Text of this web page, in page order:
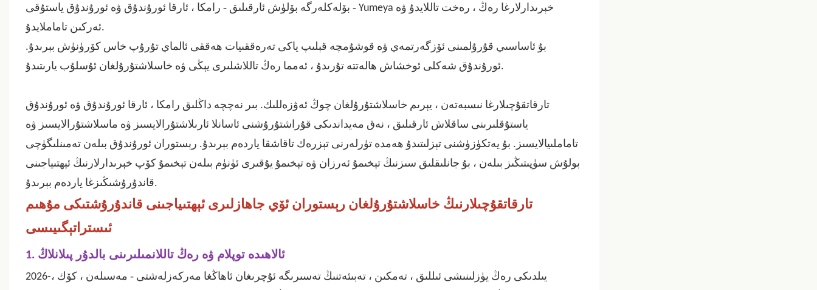
بۆلەكلەرگە بۆلۈش ئارقىلىق - رامكا ، ئارقا ئورۇندۇق ۋە ئورۇندۇق ياستۇقى - Yumeya خېرىدارلارغا رەڭ ، رەخت تاللايدۇ ۋە
ئەركىن تاماملايدۇ.
بۇ ئاساسىي قۇرۇلمىنى ئۆزگەرتمەي ۋە قوشۇمچە قېلىپ ياكى تەرەققىيات ھەققى ئالماي تۇرۇپ خاس كۆرۈنۈش بېرىدۇ.
ئورۇندۇق شەكلى ئوخشاش ھالەتتە تۇرىدۇ ، ئەمما رەڭ تاللاشلىرى يېڭى ۋە خاسلاشتۇرۇلغان ئۇسلۇب يارىتىدۇ.
تارقاتقۇچىلارغا نىسبەتەن ، يېرىم خاسلاشتۇرۇلغان چوڭ ئەۋزەللىك. بىر نەچچە داڭلىق رامكا ، ئارقا ئورۇندۇق ۋە ئورۇندۇق
ياستۇقلىرىنى ساقلاش ئارقىلىق ، نەق مەيداندىكى قۇراشتۇرۇشنى ئاسانلا ئارىلاشتۇرالايسىز ۋە ماسلاشتۇرالايسىز ۋە
تاماملىيالايسىز. بۇ يەتكۈزۈشنى تېزلىتىدۇ ھەمدە تۈرلەرنى تېزرەك تاقاشقا ياردەم بېرىدۇ. رېستوران ئورۇندۇق بىلەن تەمىنلىگۈچى
بولۇش سۈپىتىڭىز بىلەن ، بۇ جانلىقلىق سىزنىڭ تېخىمۇ ئەرزان ۋە تېخىمۇ يۇقىرى ئۈنۈم بىلەن تېخىمۇ كۆپ خېرىدارلارنىڭ ئېھتىياجىنى
قاندۇرۇشىڭىزغا ياردەم بېرىدۇ.
تارقاتقۇچىلارنىڭ خاسلاشتۇرۇلغان رېستوران ئۆي جاھازلىرى ئېھتىياجىنى قاندۇرۇشتىكى مۇھىم
ئىستراتېگىيىسى
1. ئالاھىدە توپلام ۋە رەڭ تاللانمىلىرىنى بالدۇر پىلانلاڭ
2026-يىلدىكى رەڭ يۈزلىنىشى ئىللىق ، تەمكىن ، تەبىئەتنىڭ تەسىرىگە ئۇچرىغان ئاھاڭغا مەركەزلەشتى - مەسىلەن ، كۆك ،